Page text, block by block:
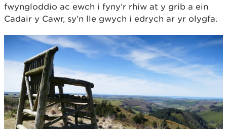
fwyngloddio ac ewch i fyny’r rhiw at y grib a ein
Cadair y Cawr, sy’n lle gwych i edrych ar yr olygfa.